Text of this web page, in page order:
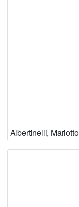
Albertinelli, Mariotto